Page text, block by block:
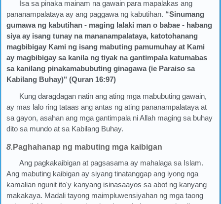
Isa sa pinaka mainam na gawain para mapalakas ang
pananampalataya ay ang paggawa ng kabutihan. “Sinumang
gumawa ng kabutihan - maging lalaki man o babae - habang
siya ay isang tunay na mananampalataya, katotohanang
magbibigay Kami ng isang mabuting pamumuhay at Kami
ay magbibigay sa kanila ng tiyak na gantimpala katumabas
sa kanilang pinakamabubuting ginagawa (ie Paraiso sa
Kabilang Buhay)" (Quran 16:97)
Kung daragdagan natin ang ating mga mabubuting gawain,
ay mas lalo ring tataas ang antas ng ating pananampalataya at
sa gayon, asahan ang mga gantimpala ni Allah maging sa buhay
dito sa mundo at sa Kabilang Buhay.
8. Paghahanap ng mabuting mga kaibigan
Ang pagkakaibigan at pagsasama ay mahalaga sa Islam.
Ang mabuting kaibigan ay siyang tinatanggap ang iyong nga
kamalian ngunit ito'y kanyang isinasaayos sa abot ng kanyang
makakaya. Madali tayong maimpluwensiyahan ng mga taong